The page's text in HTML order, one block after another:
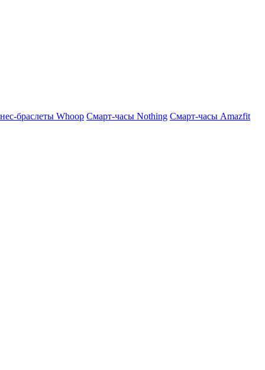
браслеты Whoop Смарт-часы Nothing Смарт-часы Amazfit